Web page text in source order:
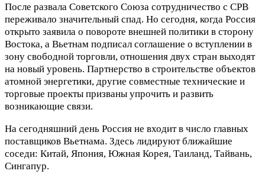
После развала Советского Союза сотрудничество с СРВ
переживало значительный спад. Но сегодня, когда Россия
открыто заявила о повороте внешней политики в сторону
Востока, а Вьетнам подписал соглашение о вступлении в
зону свободной торговли, отношения двух стран выходят
на новый уровень. Партнерство в строительстве объектов
атомной энергетики, другие совместные технические и
торговые проекты призваны упрочить и развить
возникающие связи.
На сегодняшний день Россия не входит в число главных
поставщиков Вьетнама. Здесь лидируют ближайшие
соседи: Китай, Япония, Южная Корея, Таиланд, Тайвань,
Сингапур.